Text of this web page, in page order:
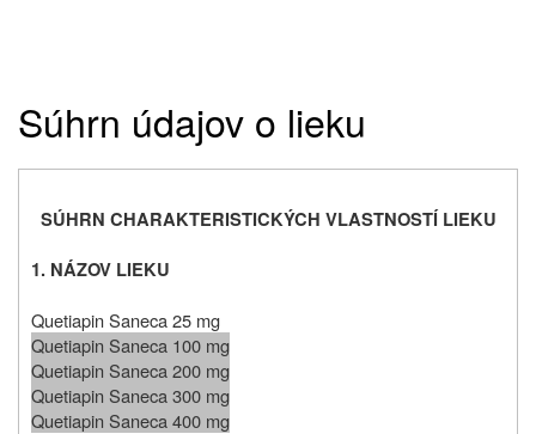
Súhrn údajov o lieku
SÚHRN CHARAKTERISTICKÝCH VLASTNOSTÍ LIEKU
1. NÁZOV LIEKU
Quetiapin Saneca 25 mg
Quetiapin Saneca 100 mg
Quetiapin Saneca 200 mg
Quetiapin Saneca 300 mg
Quetiapin Saneca 400 mg